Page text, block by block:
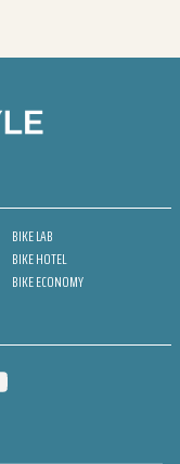
BIKE LAB
BIKE HOTEL
BIKE ECONOMY